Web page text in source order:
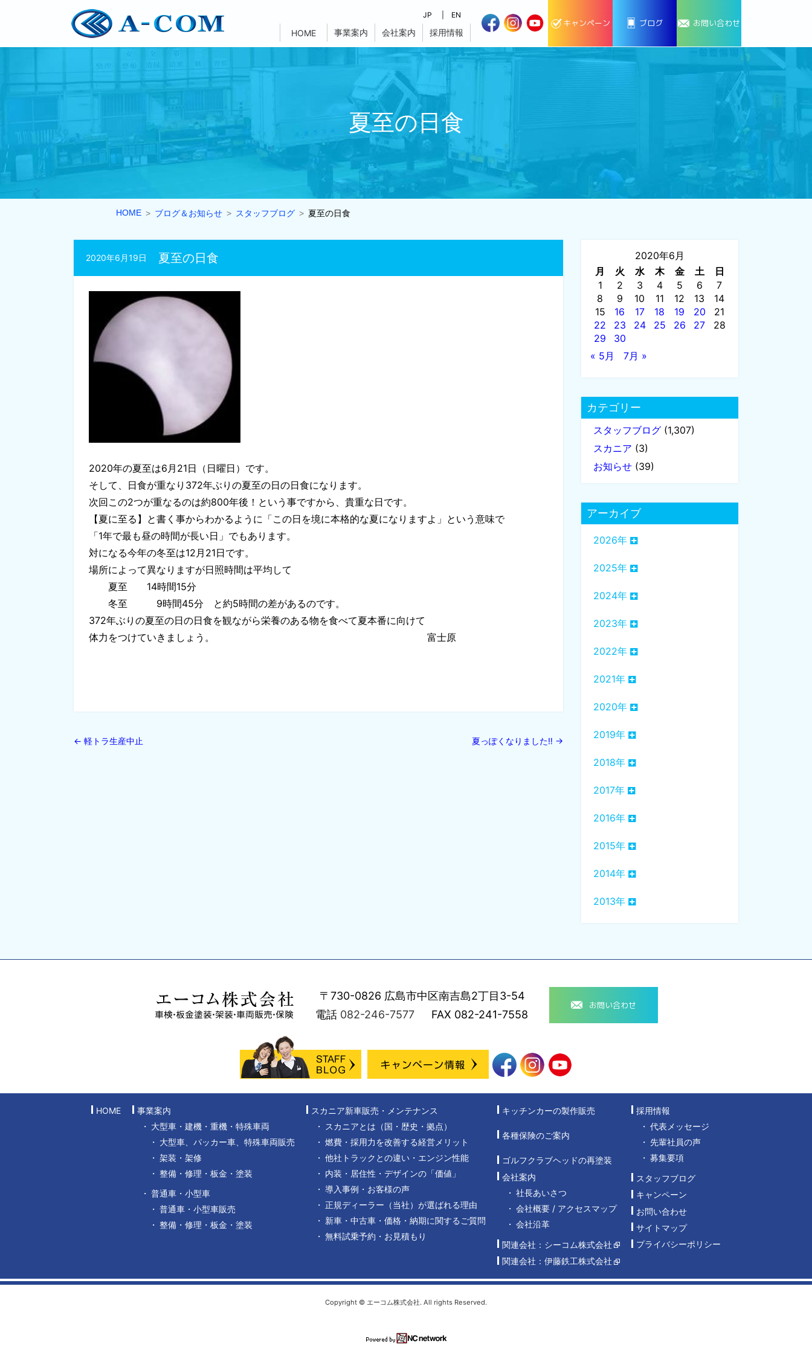
JP EN
HOME 事業案内 会社案内 採用情報
キャンペーン ブログ お問い合わせ
夏至の日食
HOME ブログ＆お知らせ スタッフブログ 夏至の日食
夏至の日食
2020年6月19日
2020年の夏至は6月21日（日曜日）です。
そして、日食が重なり372年ぶりの夏至の日の日食になります。
次回この2つが重なるのは約800年後！という事ですから、貴重な日です。
【夏に至る】と書く事からわかるように「この日を境に本格的な夏になりますよ」という意味で
「1年で最も昼の時間が長い日」でもあります。
対になる今年の冬至は12月21日です。
場所によって異なりますが日照時間は平均して
夏至 14時間15分
冬至 9時間45分 と約5時間の差があるのです。
372年ぶりの夏至の日の日食を観ながら栄養のある物を食べて夏本番に向けて
体力をつけていきましょう。 富士原
← 軽トラ生産中止 夏っぽくなりました‼ →
2020年6月
月
火 水 木 金 土
日
1
2 3 4 5 6
7
8
9 10 11 12 13
14
15
16 17 18 19 20
21
22
23 24 25 26 27
28
29
30
« 5月
7月 »
カテゴリー
スタッフブログ (1,307)
スカニア (3)
お知らせ (39)
アーカイブ
2026年
2025年
2024年
2023年
2022年
2021年
2020年
2019年
2018年
2017年
2016年
2015年
2014年
2013年
〒730-0826 広島市中区南吉島2丁目3-54
電話 082-246-7577 FAX 082-241-7558
お問い合わせ
HOME
事業案内
大型車・建機・重機・特殊車両
大型車、パッカー車、特殊車両販売
架装・架修
整備・修理・板金・塗装
普通車・小型車
普通車・小型車販売
整備・修理・板金・塗装
スカニア新車販売・メンテナンス
スカニアとは（国・歴史・拠点）
燃費・採用力を改善する経営メリット
他社トラックとの違い・エンジン性能
内装・居住性・デザインの「価値」
導入事例・お客様の声
正規ディーラー（当社）が選ばれる理由
新車・中古車・価格・納期に関するご質問
無料試乗予約・お見積もり
キッチンカーの製作販売
各種保険のご案内
ゴルフクラブヘッドの再塗装
会社案内
社長あいさつ
会社概要 / アクセスマップ
会社沿革
関連会社：シーコム株式会社
関連会社：伊藤鉄工株式会社
採用情報
代表メッセージ
先輩社員の声
募集要項
スタッフブログ
キャンペーン
お問い合わせ
サイトマップ
プライバシーポリシー
Copyright © エーコム株式会社. All rights Reserved.